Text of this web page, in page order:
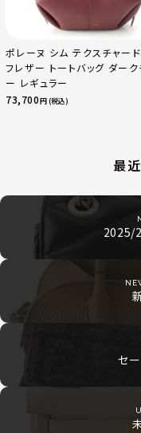
ポレーヌ シム テクスチャー
フレザー トートバッグ ダーク
ー レギュラー
73,700円 (税込)
最
2025/
セ